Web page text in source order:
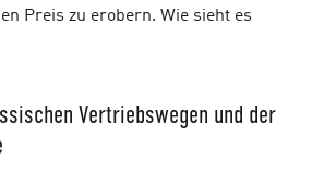
Preis zu erobern. Wie sieht es
Vertriebswegen und der